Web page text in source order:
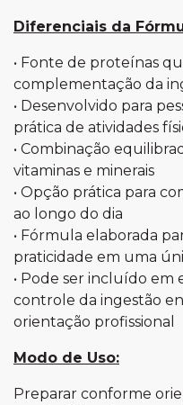
Diferenciais da
• Fonte de proteínas
complementação da
• Desenvolvido para
prática de atividades
• Combinação
vitaminas e minerais
• Opção prática para
ao longo do dia
• Fórmula elaborada
praticidade em uma
• Pode ser incluído em
controle da ingestão
orientação profissional
Modo de Uso:
Preparar conforme